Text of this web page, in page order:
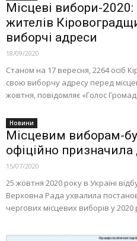
Місцеві вибори-2020:
жителів
виборчі адреси
18/09/2020
Станом на 17 вересня, 2264 осіб
свою виборчу адресу перед
жовтня, повідомляє «Голос
Новини
Місцевим виборам-
офіційно призначила
15/07/2020
25 жовтня 2020 року в Україні
Верховна Рада ухвалила
чергових місцевих виборів у 2020